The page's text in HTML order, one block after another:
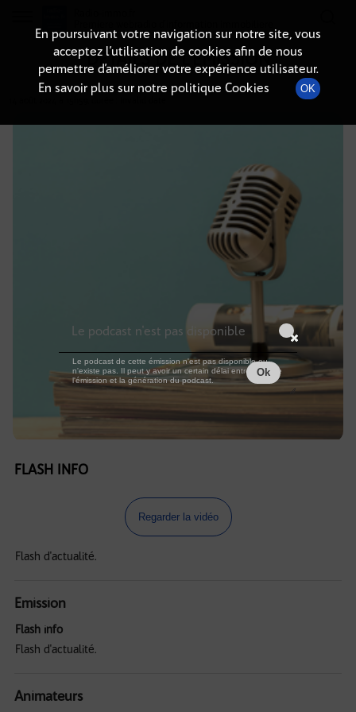
DÉTAILS DE L'ÉMISSION
FLASH INFO
Regarder la vidéo
Flash d'actualité.
Emission
Flash info
Flash d'actualité.
Animateurs
En poursuivant votre navigation sur notre site, vous
acceptez l’utilisation de cookies afin de nous
permettre d’améliorer votre expérience utilisateur.
En savoir plus sur notre politique Cookies
OK
Le podcast n'est pas disponible
Le podcast de cette émission n'est pas disponible ou
n'existe pas. Il peut y avoir un certain délai entre la fin de
l'émission et la génération du podcast.
Ok